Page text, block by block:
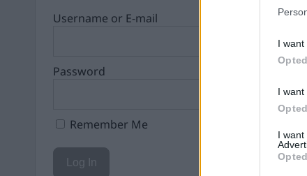
I want
I want
I
Username or E-mail
Password
Remember Me